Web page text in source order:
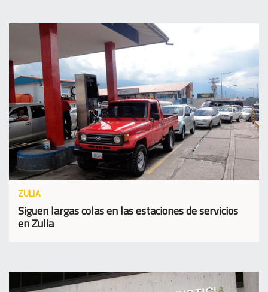
ZULIA
Siguen largas colas en las estaciones de servicios
en Zulia